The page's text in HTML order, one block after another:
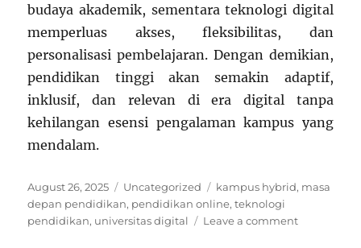
budaya akademik, sementara teknologi digital
memperluas akses, fleksibilitas, dan
personalisasi pembelajaran. Dengan demikian,
pendidikan tinggi akan semakin adaptif,
inklusif, dan relevan di era digital tanpa
kehilangan esensi pengalaman kampus yang
mendalam.
Posted
on
August 26, 2025 Categories
Uncategorized Tags
kampus hybrid, masa
depan pendidikan, pendidikan online,teknologi
pendidikan, universitas digital Leave a commenton